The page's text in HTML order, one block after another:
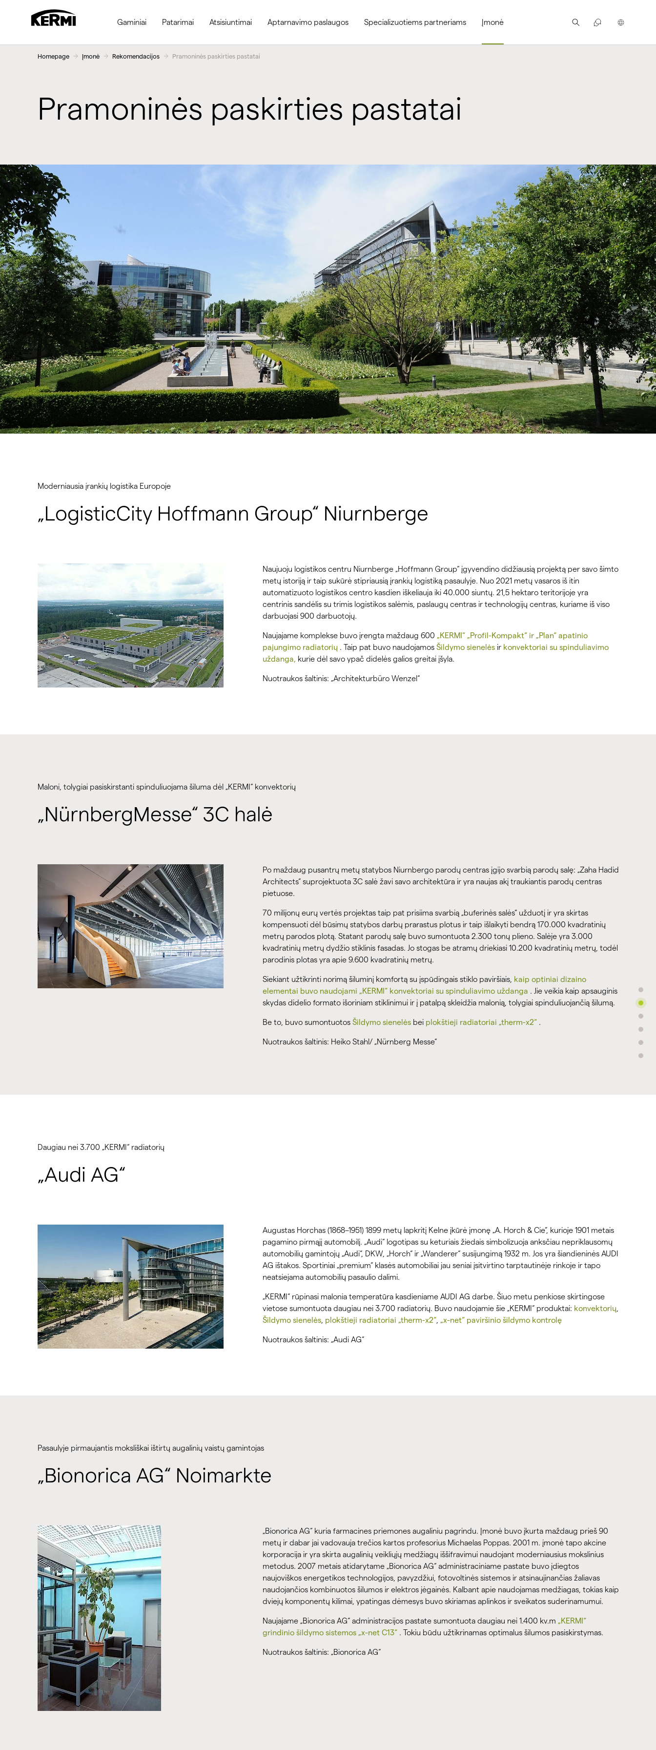
Gaminiai Patarimai Atsisiuntimai Aptarnavimo paslaugos Specializuotiems partneriams Įmonė
Homepage Įmonė Rekomendacijos Pramoninės paskirties pastatai
Pramoninės paskirties pastatai
Moderniausia įrankių logistika Europoje
„LogisticCity Hoffmann Group“ Niurnberge
Naujuoju logistikos centru Niurnberge „Hoffmann Group“ įgyvendino didžiausią projektą per savo šimto
metų istoriją ir taip sukūrė stipriausią įrankių logistiką pasaulyje. Nuo 2021 metų vasaros iš itin
automatizuoto logistikos centro kasdien iškeliauja iki 40.000 siuntų. 21,5 hektaro teritorijoje yra
centrinis sandėlis su trimis logistikos salėmis, paslaugų centras ir technologijų centras, kuriame iš viso
darbuojasi 900 darbuotojų.
Naujajame komplekse buvo įrengta maždaug 600 „KERMI“ „Profil-Kompakt“ ir „Plan“ apatinio
pajungimo radiatorių. Taip pat buvo naudojamos Šildymo sienelėsir konvektoriai su spinduliavimo
uždanga, kurie dėl savo ypač didelės galios greitai įšyla.
Nuotraukos šaltinis: „Architekturbüro Wenzel“
Maloni, tolygiai pasiskirstanti spinduliuojama šiluma dėl „KERMI“ konvektorių
„NürnbergMesse“ 3C halė
Po maždaug pusantrų metų statybos Niurnbergo parodų centras įgijo svarbią parodų salę: „Zaha Hadid
Architects“ suprojektuota 3C salė žavi savo architektūra ir yra naujas akį traukiantis parodų centras
pietuose.
70 milijonų eurų vertės projektas taip pat prisiima svarbią „buferinės salės“ užduotį ir yra skirtas
kompensuoti dėl būsimų statybos darbų prarastus plotus ir taip išlaikyti bendrą 170.000 kvadratinių
metrų parodos plotą. Statant parodų salę buvo sumontuota 2.300 tonų plieno. Salėje yra 3.000
kvadratinių metrų dydžio stiklinis fasadas. Jo stogas be atramų driekiasi 10.200 kvadratinių metrų, todėl
parodinis plotas yra apie 9.600 kvadratinių metrų.
Siekiant užtikrinti norimą šiluminį komfortą su įspūdingais stiklo paviršiais, kaip optiniai dizaino
elementai buvo naudojami „KERMI“ konvektoriai su spinduliavimo uždanga . Jie veikia kaip apsauginis
skydas didelio formato išoriniam stiklinimui ir į patalpą skleidžia malonią, tolygiai spinduliuojančią šilumą.
Be to, buvo sumontuotos Šildymo sienelėsbei plokštieji radiatoriai „therm-x2“.
Nuotraukos šaltinis: Heiko Stahl/ „Nürnberg Messe“
Daugiau nei 3.700 „KERMI“ radiatorių
„Audi AG“
Augustas Horchas (1868–1951) 1899 metų lapkritį Kelne įkūrė įmonę „A. Horch & Cie“, kurioje 1901 metais
pagamino pirmąjį automobilį. „Audi“ logotipas su keturiais žiedais simbolizuoja anksčiau nepriklausomų
automobilių gamintojų „Audi“, DKW, „Horch“ ir „Wanderer“ susijungimą 1932 m. Jos yra šiandieninės AUDI
AG ištakos. Sportiniai „premium“ klasės automobiliai jau seniai įsitvirtino tarptautinėje rinkoje ir tapo
neatsiejama automobilių pasaulio dalimi.
„KERMI“ rūpinasi malonia temperatūra kasdieniame AUDI AG darbe. Šiuo metu penkiose skirtingose ​​
vietose sumontuota daugiau nei 3.700 radiatorių. Buvo naudojamie šie „KERMI“ produktai: konvektorių,
Šildymo sienelės, plokštieji radiatoriai „therm-x2“, „x-net“ paviršinio šildymo kontrolę
Nuotraukos šaltinis: „Audi AG“
Pasaulyje pirmaujantis moksliškai ištirtų augalinių vaistų gamintojas
„Bionorica AG“ Noimarkte
„Bionorica AG“ kuria farmacines priemones augaliniu pagrindu. Įmonė buvo įkurta maždaug prieš 90
metų ir dabar jai vadovauja trečios kartos profesorius Michaelas Poppas. 2001 m. įmonė tapo akcine
korporacija ir yra skirta augalinių veikliųjų medžiagų iššifravimui naudojant moderniausius mokslinius
metodus. 2007 metais atidarytame „Bionorica AG“ administraciniame pastate buvo įdiegtos
naujoviškos energetikos technologijos, pavyzdžiui, fotovoltinės sistemos ir atsinaujinančias žaliavas
naudojančios kombinuotos šilumos ir elektros jėgainės. Kalbant apie naudojamas medžiagas, tokias kaip
dviejų komponentų kilimai, ypatingas dėmesys buvo skiriamas aplinkos ir sveikatos suderinamumui.
Naujajame „Bionorica AG“ administracijos pastate sumontuota daugiau nei 1.400 kv.m „KERMI“
grindinio šildymo sistemos „x-net C13“. Tokiu būdu užtikrinamas optimalus šilumos pasiskirstymas.
Nuotraukos šaltinis: „Bionorica AG“